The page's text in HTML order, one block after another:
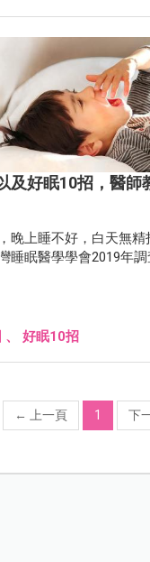
好眠10招，醫師
晚上睡不好，白天無
眠醫學學會2019年
、 好眠10招
← 上一頁 1 下